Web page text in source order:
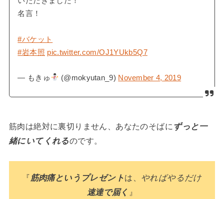
名言！
#バケット
#岩本照 pic.twitter.com/OJ1YUkb5Q7
— もきゅ (@mokyutan_9) November 4, 2019
筋肉は絶対に裏切りません、あなたのそばに ずっと一
緒にいてくれるのです。
『 筋肉痛というプレゼントは、 やればやるだけ
速達で届く 』